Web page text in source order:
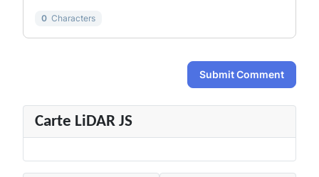
0 Characters
Submit Comment
Carte LiDAR JS